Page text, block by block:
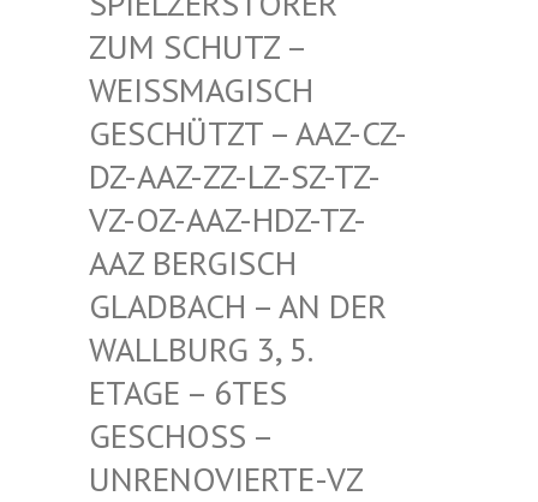
CHUTZ – WEISSM
AGISCH GESCHÜ
TZT – AAZ-CZ-DZ-AAZ
-ZZ-LZ-SZ-TZ-VZ-OZ-
AAZ-HDZ-TZ-AAZ BE
RGISCH GLADBA
CH – AN DER WALLBU
RG 3, 5. ETAGE
– 6TES GESCHO
SS – UNRENO
VIERTE-VZ WOHNUN